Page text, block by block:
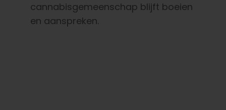
cannabisgemeenschap blijft boeien
en aanspreken.